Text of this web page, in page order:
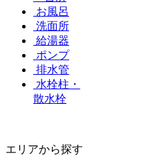
お風呂
洗面所
給湯器
ポンプ
排水管
水栓柱・
散水栓
エリアから探す